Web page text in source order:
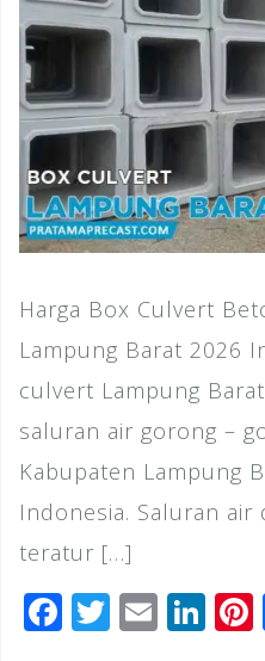
Harga Box Culvert
Lampung Barat 2026
culvert Lampung
saluran air gorong –
Kabupaten Lampung
Indonesia. Saluran air
teratur […]
F T E Li